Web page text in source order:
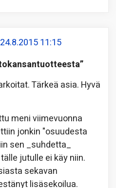
24.8.2015 11:15
Tärkeä asia. Hyvä
meni viimevuonna
jonkin "osuudesta
sen _suhdetta_
jutulle ei käy niin.
sekavan
lisäsekoilua.